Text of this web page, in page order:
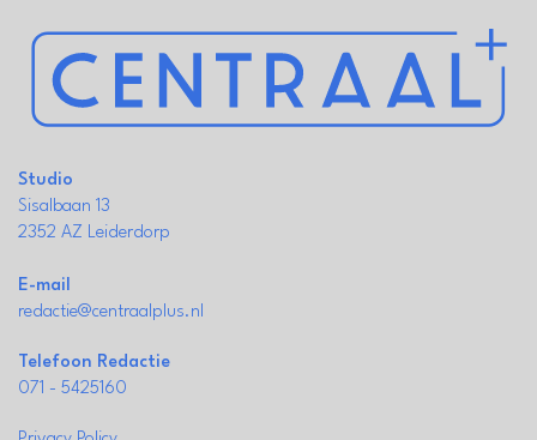
Studio
Sisalbaan 13
2352 AZ Leiderdorp
E-mail
redactie@centraalplus.nl
Telefoon Redactie
071 - 5425160